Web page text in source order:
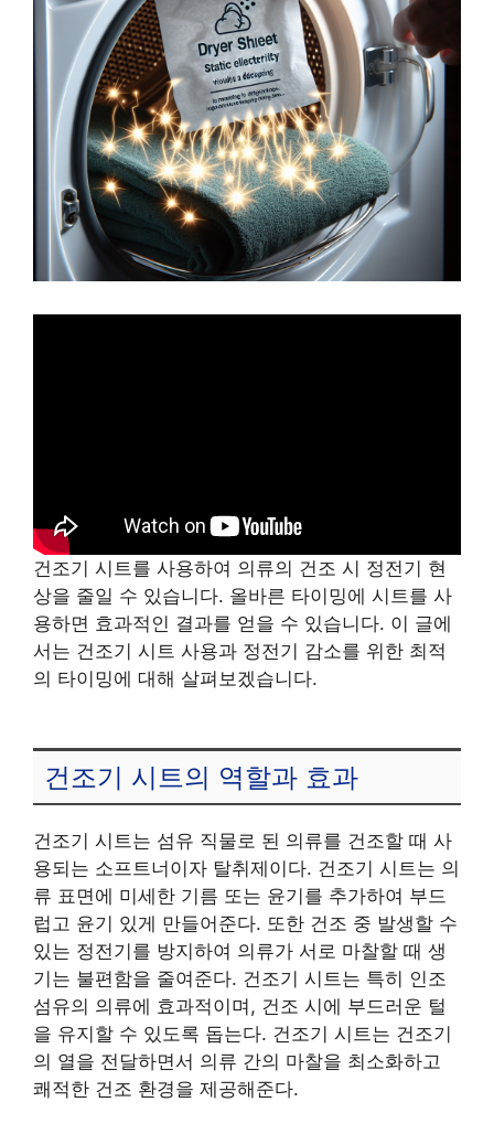
건조기 시트를 사용하여 의류의 건조 시 정전기 현
상을 줄일 수 있습니다. 올바른 타이밍에 시트를 사
용하면 효과적인 결과를 얻을 수 있습니다. 이 글에
서는 건조기 시트 사용과 정전기 감소를 위한 최적
의 타이밍에 대해 살펴보겠습니다.
건조기 시트의 역할과 효과
건조기 시트는 섬유 직물로 된 의류를 건조할 때 사
용되는 소프트너이자 탈취제이다. 건조기 시트는 의
류 표면에 미세한 기름 또는 윤기를 추가하여 부드
럽고 윤기 있게 만들어준다. 또한 건조 중 발생할 수
있는 정전기를 방지하여 의류가 서로 마찰할 때 생
기는 불편함을 줄여준다. 건조기 시트는 특히 인조
섬유의 의류에 효과적이며, 건조 시에 부드러운 털
을 유지할 수 있도록 돕는다. 건조기 시트는 건조기
의 열을 전달하면서 의류 간의 마찰을 최소화하고
쾌적한 건조 환경을 제공해준다.